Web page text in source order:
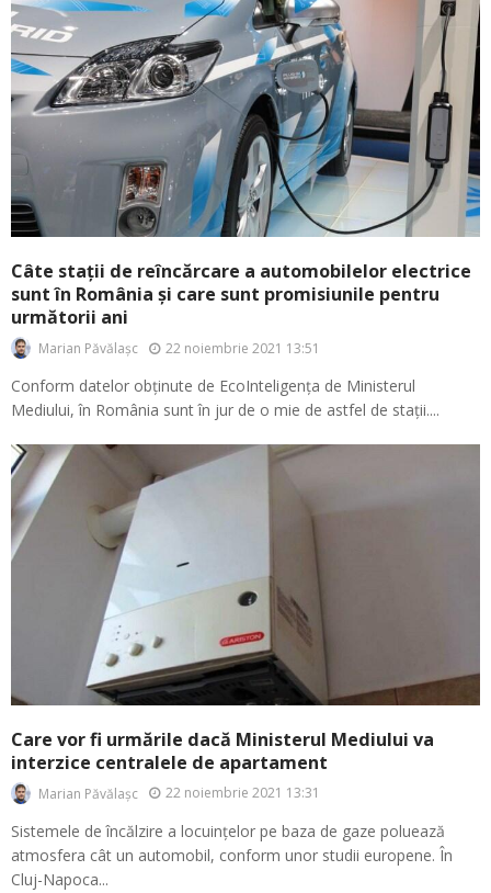
Câte stații de reîncărcare a automobilelor electrice
sunt în România și care sunt promisiunile pentru
următorii ani
Marian Păvălașc 22 noiembrie 2021 13:51
Conform datelor obținute de EcoInteligența de Ministerul
Mediului, în România sunt în jur de o mie de astfel de stații....
Care vor fi urmările dacă Ministerul Mediului va
interzice centralele de apartament
Marian Păvălașc 22 noiembrie 2021 13:31
Sistemele de încălzire a locuințelor pe baza de gaze poluează
atmosfera cât un automobil, conform unor studii europene. În
Cluj-Napoca...